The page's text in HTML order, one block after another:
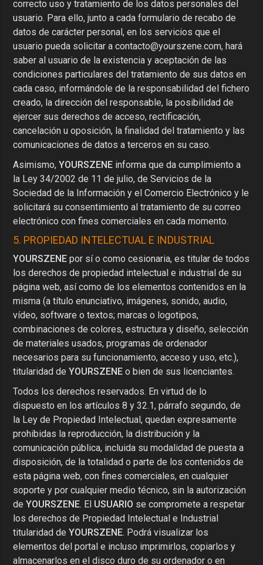
correcto uso y tratamiento de los datos personales del
usuario. Para ello, junto a cada formulario de recabo de
datos de carácter personal, en los servicios que el
usuario pueda solicitar acontacto@yourszene.com, hará
saber al usuario de la existencia y aceptación de las
condiciones particulares del tratamiento de sus datos en
cada caso, informándole de la responsabilidad del fichero
creado, la dirección del responsable, la posibilidad de
ejercer sus derechos de acceso, rectificación,
cancelación u oposición, la finalidad del tratamiento y las
comunicaciones de datos a terceros en su caso.
Asimismo,YOURSZENE informa que da cumplimiento a
la Ley 34/2002 de 11 de julio, de Servicios de la
Sociedad de la Información y el Comercio Electrónico y le
solicitará su consentimiento al tratamiento de su correo
electrónico con fines comerciales en cada momento.
5. PROPIEDAD INTELECTUAL E INDUSTRIAL
YOURSZENE por sí o como cesionaria, es titular de todos
los derechos de propiedad intelectual e industrial de su
página web, así como de los elementos contenidos en la
misma (a título enunciativo, imágenes, sonido, audio,
vídeo, software o textos; marcas o logotipos,
combinaciones de colores, estructura y diseño, selección
de materiales usados, programas de ordenador
necesarios para su funcionamiento, acceso y uso, etc.),
titularidad deYOURSZENE o bien de sus licenciantes.
Todos los derechos reservados. En virtud de lo
dispuesto en los artículos 8 y 32.1, párrafo segundo, de
la Ley de Propiedad Intelectual, quedan expresamente
prohibidas la reproducción, la distribución y la
comunicación pública, incluida su modalidad de puesta a
disposición, de la totalidad o parte de los contenidos de
esta página web, con fines comerciales, en cualquier
soporte y por cualquier medio técnico, sin la autorización
deYOURSZENE. El USUARIO se compromete a respetar
los derechos de Propiedad Intelectual e Industrial
titularidad deYOURSZENE. Podrá visualizar los
elementos del portal e incluso imprimirlos, copiarlos y
almacenarlos en el disco duro de su ordenador o en